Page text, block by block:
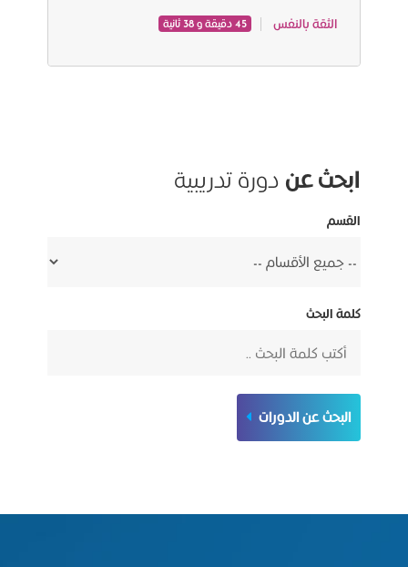
الثقة بالنفس 45 دقيقة و 38 ثانية
ابحث عن دورة تدريبية
القسم
كلمة البحث
البحث عن الدورات